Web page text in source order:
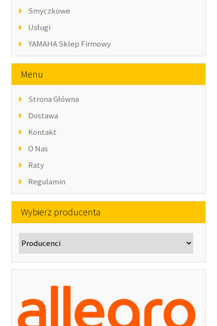
Smyczkowe
Usługi
YAMAHA Sklep Firmowy
Menu
Strona Główna
Dostawa
Kontakt
O Nas
Raty
Regulamin
Wybierz producenta